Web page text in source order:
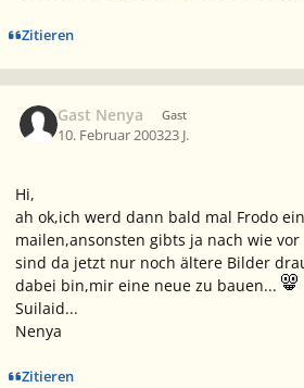
Zitieren
Gast Nenya Gast
10. Februar 200323 J.
Hi,
ah ok,ich werd dann bald mal Frodo
mailen,ansonsten gibts ja nach wie
sind da jetzt nur noch ältere Bilder
dabei bin,mir eine neue zu bauen...
Suilaid...
Nenya
Zitieren